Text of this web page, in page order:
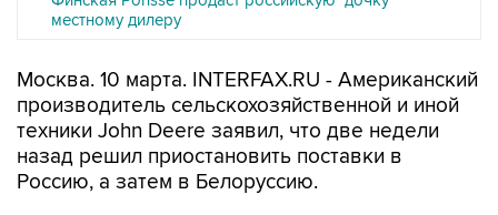
местному дилеру
Москва. 10 марта. INTERFAX.RU - Американский
производитель сельскохозяйственной и иной
техники John Deere заявил, что две недели
назад решил приостановить поставки в
Россию, а затем в Белоруссию.